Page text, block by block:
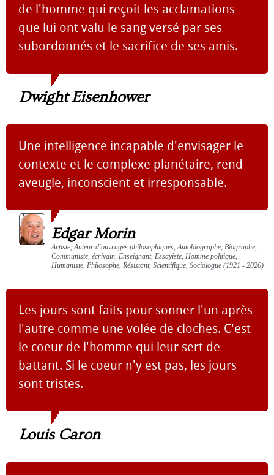
de l'homme qui reçoit les acclamations
que lui ont valu le sang versé par ses
subordonnés et le sacrifice de ses amis.
Dwight Eisenhower
Une intelligence incapable d'envisager le
contexte et le complexe planétaire, rend
aveugle, inconscient et irresponsable.
Edgar Morin
Artiste, Auteur d'ouvrages philosophiques, Autobiographe, Biographe,
Communiste, écrivain, Enseignant, Essayiste, Homme politique,
Humaniste, Philosophe, Résistant, Scientifique, Sociologue (1921 - 2026)
Les jours sont faits pour sonner l'un après
l'autre comme une volée de cloches. C'est
le coeur de l'homme qui leur sert de
battant. Si le coeur n'y est pas, les jours
sont tristes.
Louis Caron